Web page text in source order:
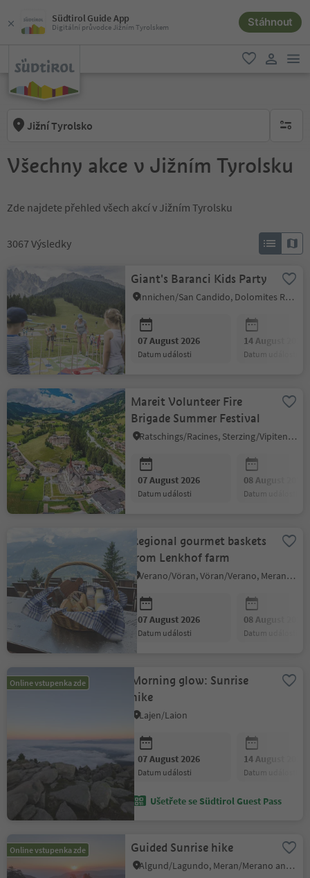
Südtirol Guide App
Digitální průvodce Jižním Tyrolskem Stáhnout
oblíbené
Jižní Tyrolsko brak
Všechny akce v Jižním Tyrolsku
Zde najdete přehled všech akcí v Jižním Tyrolsku
3067 Výsledky
Giant's Baranci Kids Party
Innichen/San Candido, Dolomites Region 3 Zinnen
07 August 2026
datum události
14 August 2026
datum události
Mareit Volunteer Fire
Brigade Summer Festival
Ratschings/Racines, Sterzing/Vipiteno and environs
07 August 2026
datum události
08 August 2026
datum události
Regional gourmet baskets
from Lenkhof farm
Verano/Vöran, Vöran/Verano, Meran/Merano and environs
07 August 2026
datum události
08 August 2026
datum události
Online vstupenka zde
Morning glow: Sunrise
hike
Lajen/Laion
07 August 2026
datum události
14 August 2026
datum události
Ušetřete se Südtirol Guest Pass
Online vstupenka zde Guided Sunrise hike
Algund/Lagundo, Meran/Merano and environs